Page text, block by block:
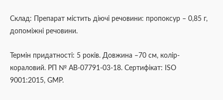
Склад: Препарат містить діючі речовини: пропоксур – 0,85 г,
допоміжні речовини.
Термін придатності: 5 років. Довжина –70 см, колір-
кораловий. РП № АВ-07791-03-18. Сертифікат: ISO
9001:2015, GMP.